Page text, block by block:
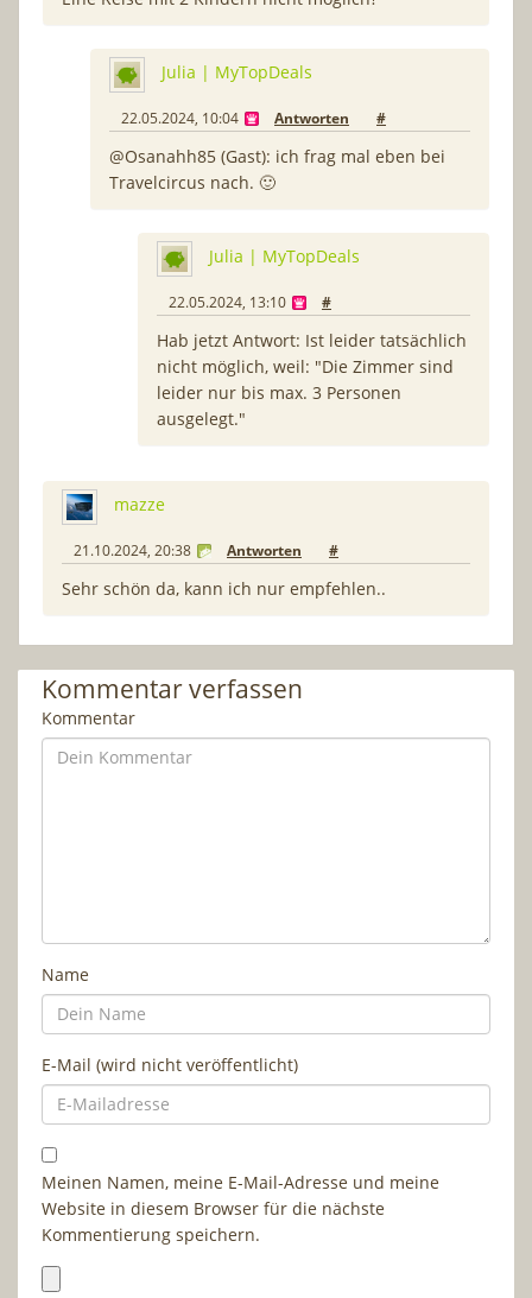
Julia | MyTopDeals
22.05.2024, 10:04 Antworten #
@Osanahh85 (Gast): ich frag mal eben bei
Travelcircus nach. 🙂
Julia | MyTopDeals
22.05.2024, 13:10 #
Hab jetzt Antwort: Ist leider tatsächlich
nicht möglich, weil: "Die Zimmer sind
leider nur bis max. 3 Personen
ausgelegt."
mazze
21.10.2024, 20:38 Antworten #
Sehr schön da, kann ich nur empfehlen..
Kommentar verfassen
Kommentar
Name
E-Mail (wird nicht veröffentlicht)
Meinen Namen, meine E-Mail-Adresse und meine
Website in diesem Browser für die nächste
Kommentierung speichern.